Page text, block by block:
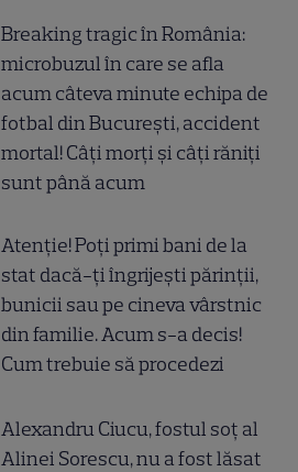
Breaking tragic în România:
microbuzul în care se afla
acum câteva minute echipa de
fotbal din București, accident
mortal! Câți morți și câți răniți
sunt până acum
Atenție! Poți primi bani de la
stat dacă-ți îngrijești părinții,
bunicii sau pe cineva vârstnic
din familie. Acum s-a decis!
Cum trebuie să procedezi
Alexandru Ciucu, fostul soț al
Alinei Sorescu, nu a fost lăsat